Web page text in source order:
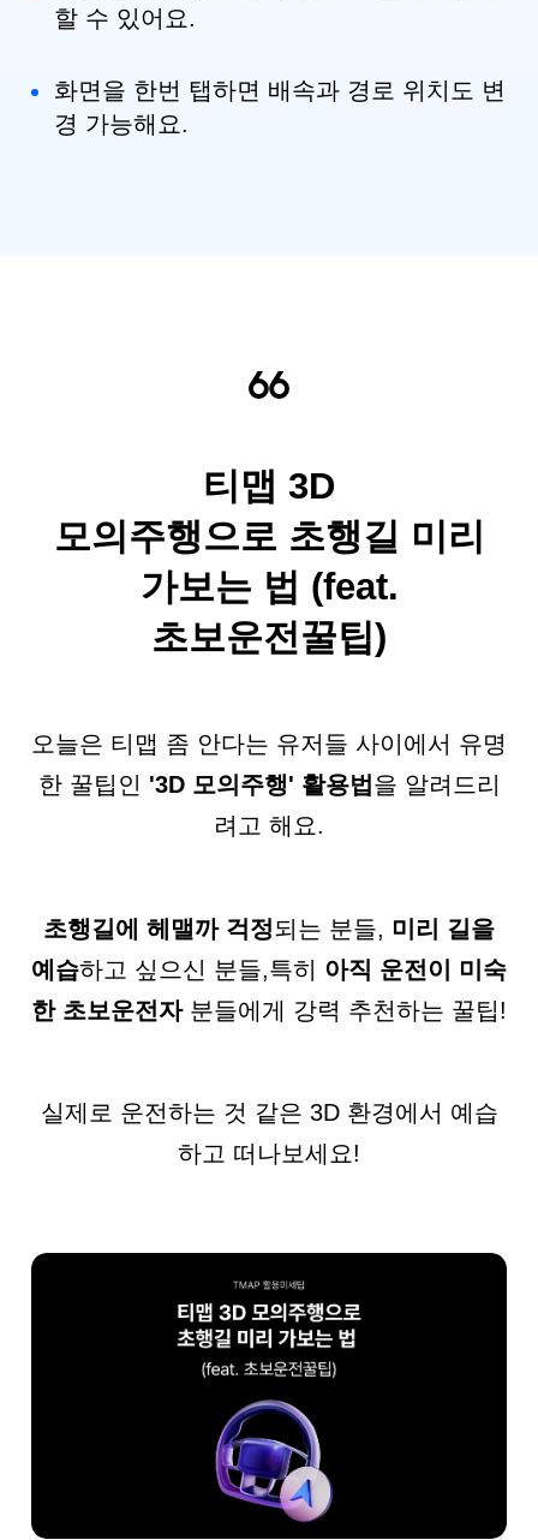
할 수 있어요.
화면을 한번 탭하면 배속과 경로 위치도 변
경 가능해요.
티맵 3D
모의주행으로 초행길 미리
가보는 법 (feat.
초보운전꿀팁)
오늘은 티맵 좀 안다는 유저들 사이에서 유명
한 꿀팁인 '3D 모의주행' 활용법을 알려드리
려고 해요.
초행길에 헤맬까 걱정되는 분들, 미리 길을
예습하고 싶으신 분들, 특히 아직 운전이 미숙
한 초보운전자분들에게 강력 추천하는 꿀팁!
실제로 운전하는 것 같은 3D 환경에서 예습
하고 떠나보세요!